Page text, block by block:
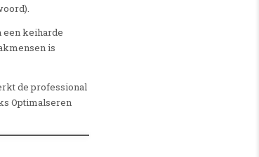
een keiharde
is
de professional
Optimalseren